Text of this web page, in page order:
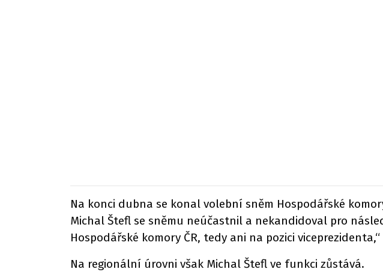
Na konci dubna se konal volební sněm Hospodářské
Michal Štefl se sněmu neúčastnil a nekandidoval pro
Hospodářské komory ČR, tedy ani na pozici
Na regionální úrovni však Michal Štefl ve funkci zůstává.